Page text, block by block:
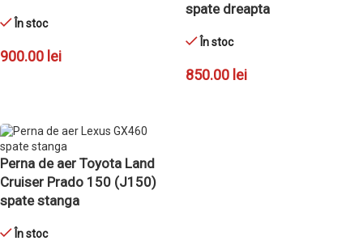
În stoc
900.00 lei
spate dreapta
În stoc
850.00 lei
Perna de aer Toyota Land
Cruiser Prado 150 (J150)
spate stanga
În stoc